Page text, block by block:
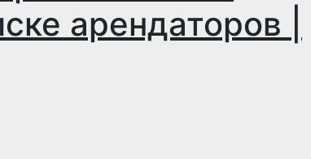
арендаторов |